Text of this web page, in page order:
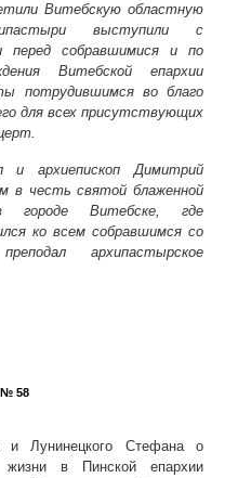
Витебскую областную
выступили с
перед собравшимися и по
Витебской епархии
потрудившимся во благо
для всех присутствующих
и архиепископ Димитрий
в честь святой блаженной
городе Витебске, где
ко всем собравшимся со
архипастырское
58
и Лунинецкого Стефана о
жизни в Пинской епархии